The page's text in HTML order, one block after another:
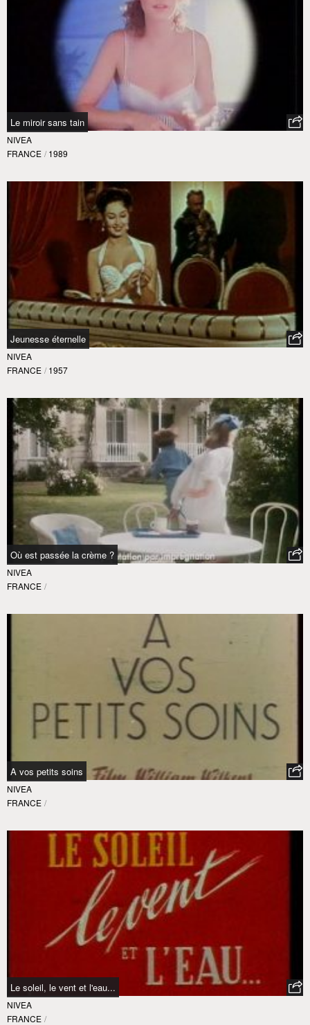
Le miroir sans tain
NIVEA
FRANCE / 1989
Jeunesse éternelle
NIVEA
FRANCE / 1957
Où est passée la crème ?
NIVEA
FRANCE /
A vos petits soins
NIVEA
FRANCE /
Le soleil, le vent et l'eau...
NIVEA
FRANCE /